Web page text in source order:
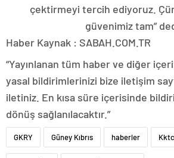
çektirmeyi tercih ediyoruz.
güvenimiz tam”
Haber Kaynak : SABAH.COM.TR
“Yayınlanan tüm haber ve diğer
yasal bildirimlerinizi bize iletişim
iletiniz. En kısa süre içerisinde
dönüş sağlanılacaktır.”
GKRY Güney Kıbrıs haberler Kktc